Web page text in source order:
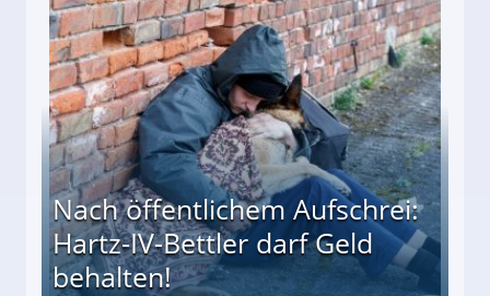
entführten seine Hündin "Hanni"!
Nach öffentlichem Aufschrei:
Hartz-IV-Bettler darf Geld
behalten!